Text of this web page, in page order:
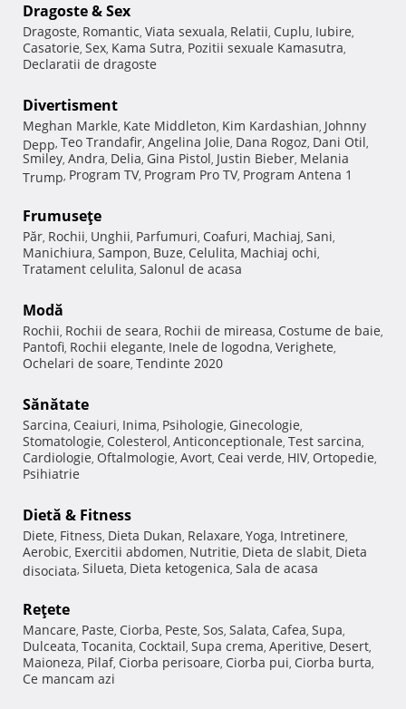
Dragoste & Sex
Dragoste, Romantic, Viata sexuala, Relatii, Cuplu, Iubire,
Casatorie, Sex, Kama Sutra, Pozitii sexuale Kamasutra,
Declaratii de dragoste
Divertisment
Meghan Markle, Kate Middleton, Kim Kardashian, Johnny
Depp, Teo Trandafir, Angelina Jolie, Dana Rogoz, Dani Otil,
Smiley, Andra, Delia, Gina Pistol, Justin Bieber, Melania
Trump, Program TV, Program Pro TV, Program Antena 1
Frumuseţe
Păr, Rochii, Unghii, Parfumuri, Coafuri, Machiaj, Sani,
Manichiura, Sampon, Buze, Celulita, Machiaj ochi,
Tratament celulita, Salonul de acasa
Modă
Rochii, Rochii de seara, Rochii de mireasa, Costume de baie,
Pantofi, Rochii elegante, Inele de logodna, Verighete,
Ochelari de soare, Tendinte 2020
Sănătate
Sarcina, Ceaiuri, Inima, Psihologie, Ginecologie,
Stomatologie, Colesterol, Anticonceptionale, Test sarcina,
Cardiologie, Oftalmologie, Avort, Ceai verde, HIV, Ortopedie,
Psihiatrie
Dietă & Fitness
Diete, Fitness, Dieta Dukan, Relaxare, Yoga, Intretinere,
Aerobic, Exercitii abdomen, Nutritie, Dieta de slabit, Dieta
disociata, Silueta, Dieta ketogenica, Sala de acasa
Reţete
Mancare, Paste, Ciorba, Peste, Sos, Salata, Cafea, Supa,
Dulceata, Tocanita, Cocktail, Supa crema, Aperitive, Desert,
Maioneza, Pilaf, Ciorba perisoare, Ciorba pui, Ciorba burta,
Ce mancam azi